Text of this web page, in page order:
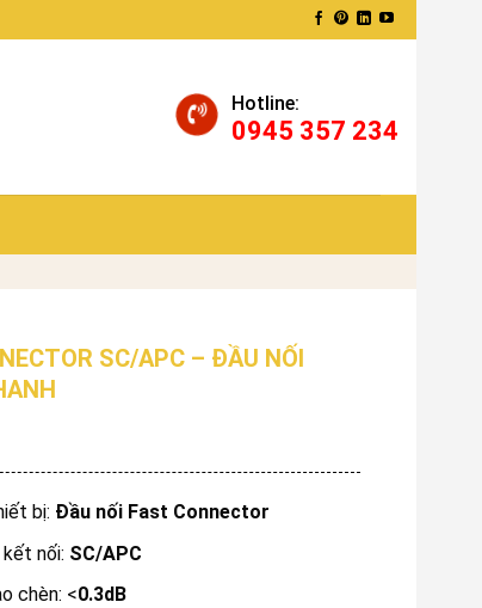
Hotline:
0945 357 234
SC/APC – ĐẦU NỐI
bị: Đầu nối Fast Connector
kết nối: SC/APC
chèn: <0.3dB